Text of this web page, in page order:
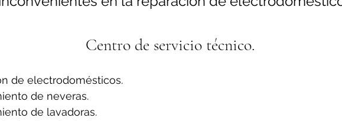
Centro de servicio técnico.
de electrodomésticos.
de neveras.
de lavadoras.